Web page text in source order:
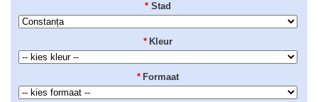
* Stad
* Kleur
* Formaat